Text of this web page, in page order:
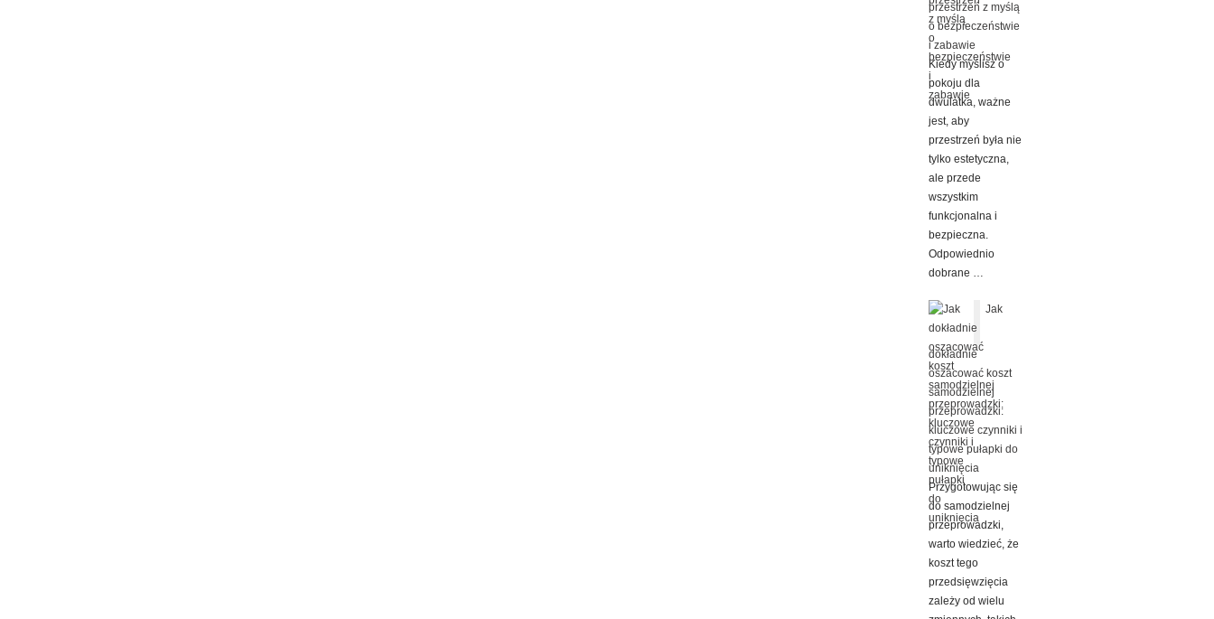
przestrzeń z myślą
o bezpieczeństwie
i zabawie
Kiedy myślisz o
pokoju dla
dwulatka, ważne
jest, aby
przestrzeń była nie
tylko estetyczna,
ale przede
wszystkim
funkcjonalna i
bezpieczna.
Odpowiednio
dobrane …
Jak
dokładnie
oszacować koszt
samodzielnej
przeprowadzki:
kluczowe czynniki i
typowe pułapki do
uniknięcia
Przygotowując się
do samodzielnej
przeprowadzki,
warto wiedzieć, że
koszt tego
przedsięwzięcia
zależy od wielu